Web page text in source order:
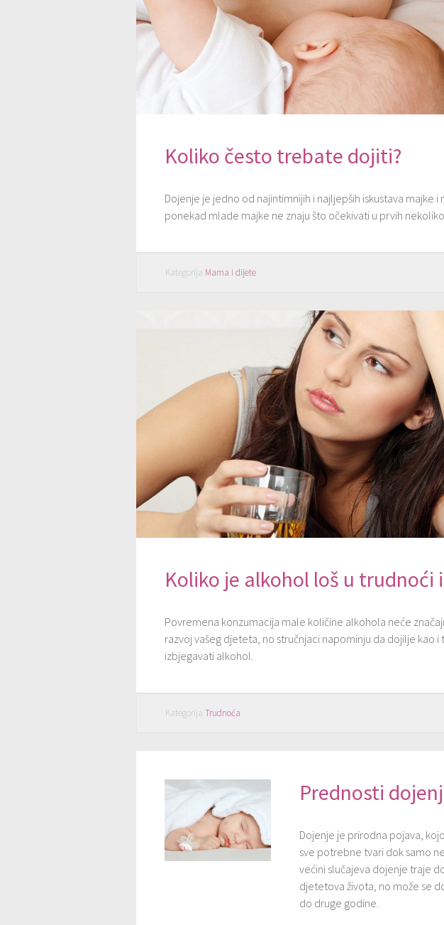
Koliko često trebate dojiti?
Dojenje je jedno od najintimnijih i najljepših iskustava majke
ponekad mlade majke ne znaju što očekivati u prvih
Kategorija Mama i dijete
Koliko je alkohol loš u trudnoći
Povremena konzumacija male količine alkohola neće
razvoj vašeg djeteta, no stručnjaci napominju da dojilje kao
izbjegavati alkohol.
Kategorija Trudnoća
Prednosti
Dojenje je prirodna pojava,
sve potrebne tvari dok samo
većini slučajeva dojenje traje
djetetova života, no može se
do druge godine.